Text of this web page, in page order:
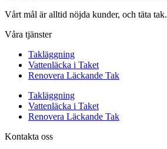
Vårt mål är alltid nöjda kunder, och täta tak.
Våra tjänster
Takläggning
Vattenläcka i Taket
Renovera Läckande Tak
Takläggning
Vattenläcka i Taket
Renovera Läckande Tak
Kontakta oss